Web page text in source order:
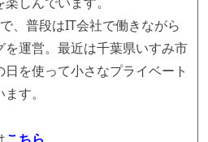
、普段はIT会社で働きながら
運営。最近は千葉県いすみ市
を使って小さなプライベート
す。